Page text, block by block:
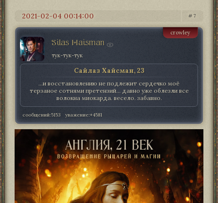
7
2021-02-04 00:14:00
Silas Haisman
crowley
тук-тук-тук
Сайлаз Хайсман, 23
...и восстановлению не подлежит сердечко моё
терзаное сотнями претензий... давно уже облезли все
волокна миокарда. весело. забавно.
сообщений:5153 уважение:+4581